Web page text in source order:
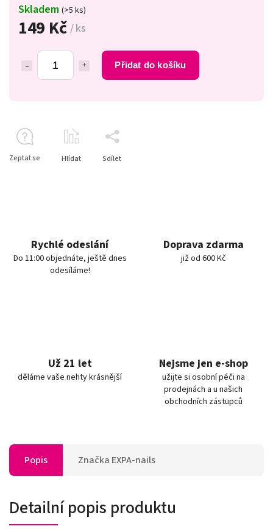
149 Kč / ks
Přidat do košíku
Skladem (>5 ks)
Zeptat se Hlídat Sdílet
Rychlé odeslání
Do 11:00 objednáte, ještě dnes
odesíláme!
Doprava zdarma
již od 600 Kč
Už 21 let
děláme vaše nehty krásnější
Nejsme jen e-shop
užijte si osobní péči na
prodejnách a u našich
obchodních zástupců
Popis Značka EXPA-nails
Detailní popis produktu